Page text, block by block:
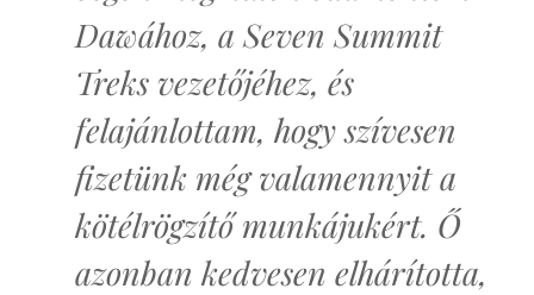
Dawához, a Seven Summit
Treks vezetőjéhez, és
felajánlottam, hogy szívesen
fizetünk még valamennyit a
kötélrögzítő munkájukért. Ő
azonban kedvesen elhárította,